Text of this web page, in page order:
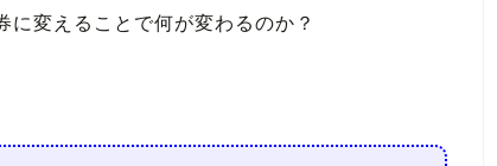
変えることで何が変わるのか？